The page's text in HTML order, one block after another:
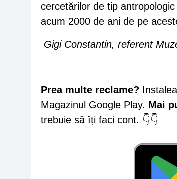
cercetărilor de tip
acum 2000 de ani de pe
Gigi Constantin, referent
Prea multe reclame?
Magazinul Google Play. Mai
trebuie să îți faci cont. 👇👇